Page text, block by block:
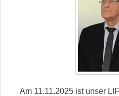
Am 11.11.2025 ist unser